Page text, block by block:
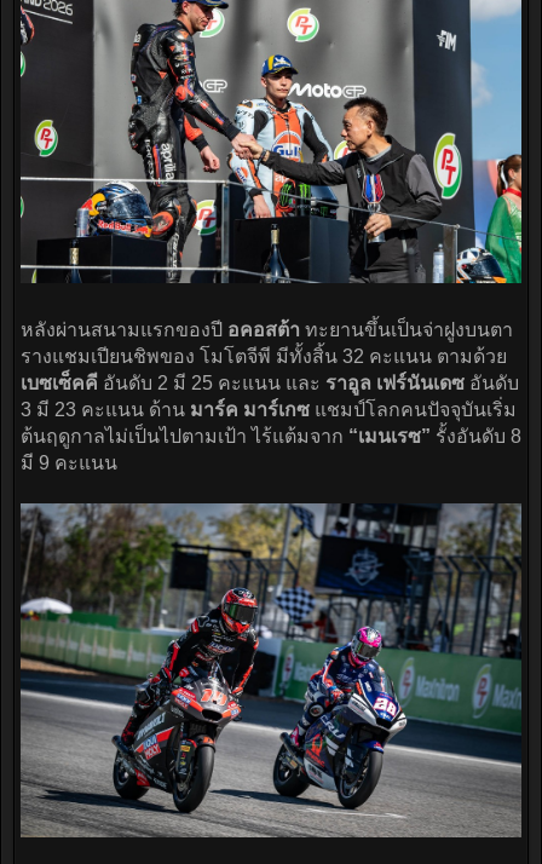
หลังผ่านสนามแรกของปี อคอสต้า ทะยานขึ้นเป็นจ่าฝูงบนตา
รางแชมเปียนชิพของ โมโตจีพี มีทั้งสิ้น 32 คะแนน ตามด้วย
เบซเซ็คคี อันดับ 2 มี 25 คะแนน และ ราอูล เฟร์นันเดซ อันดับ
3 มี 23 คะแนน ด้าน มาร์ค มาร์เกซ แชมป์โลกคนปัจจุบันเริ่ม
ต้นฤดูกาลไม่เป็นไปตามเป้า ไร้แต้มจาก “เมนเรซ” รั้งอันดับ 8
มี 9 คะแนน